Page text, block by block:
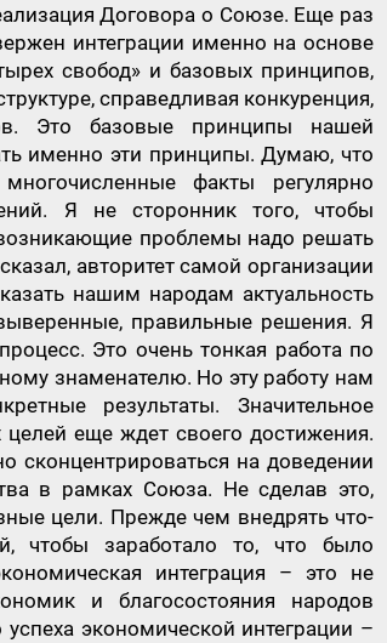
Договора о Союзе. Еще раз
интеграции именно на основе
свобод» и базовых принципов,
справедливая конкуренция,
Это базовые принципы нашей
именно эти принципы. Думаю, что
факты регулярно
Я не сторонник того, чтобы
проблемы надо решать
авторитет самой организации
нашим народам актуальность
правильные решения. Я
Это очень тонкая работа по
знаменателю. Но эту работу нам
результаты. Значительное
еще ждет своего достижения.
сконцентрироваться на доведении
в рамках Союза. Не сделав это,
цели. Прежде чем внедрять что-
чтобы заработало то, что было
интеграция – это не
и благосостояния народов
экономической интеграции –